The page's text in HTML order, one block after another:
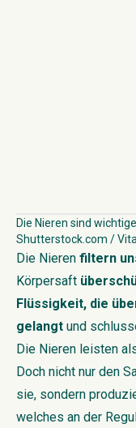
Die Nieren sind
Shutterstock.com /
Die Nieren filtern
Körpersaft
Flüssigkeit, die
gelangt und
Die Nieren leisten
Doch nicht nur den
sie, sondern
welches an der